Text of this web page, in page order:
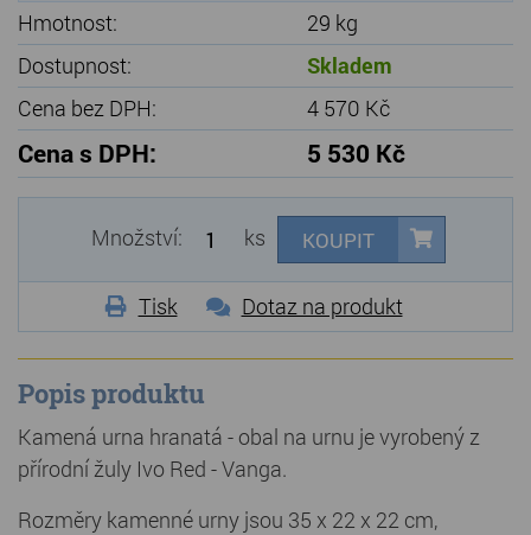
Hmotnost:
29 kg
Dostupnost:
Skladem
Cena bez DPH:
4 570 Kč
Cena s DPH: 5 530 Kč
Množství: ks KOUPIT
Tisk Dotaz na produkt
Popis produktu
Kamená urna hranatá - obal na urnu je vyrobený z
přírodní žuly Ivo Red - Vanga.
Rozměry kamenné urny jsou 35 x 22 x 22 cm,